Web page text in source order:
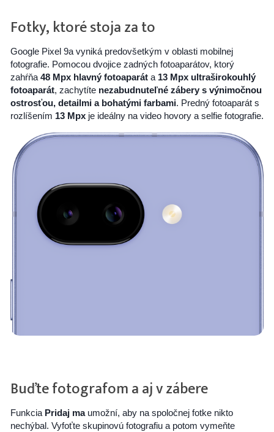
Fotky, ktoré stoja za to
Google Pixel 9a vyniká predovšetkým v oblasti mobilnej
fotografie. Pomocou dvojice zadných fotoaparátov, ktorý
zahŕňa 48 Mpx hlavný fotoaparáta 13 Mpx ultraširokouhlý
fotoaparát, zachytíte nezabudnuteľné zábery s výnimočnou
ostrosťou, detailmi a bohatými farbami. Predný fotoaparát s
rozlíšením 13 Mpxje ideálny na video hovory a selfie fotografie.
Buďte fotografom a aj v zábere
Funkcia Pridaj maumožní, aby na spoločnej fotke nikto
nechýbal. Vyfoťte skupinovú fotografiu a potom vymeňte